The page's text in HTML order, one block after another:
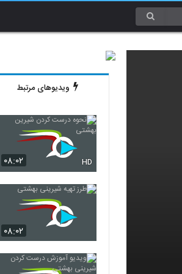
ویدیوهای مرتبط
۰۸:۰۲ HD
۰۸:۰۲